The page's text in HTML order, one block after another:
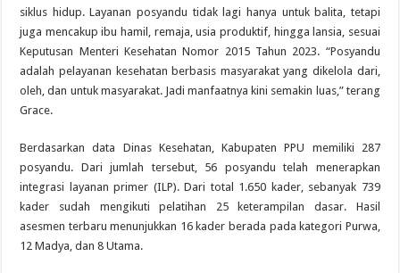
siklus hidup. Layanan posyandu tidak lagi hanya untuk balita, tetapi
juga mencakup ibu hamil, remaja, usia produktif, hingga lansia, sesuai
Keputusan Menteri Kesehatan Nomor 2015 Tahun 2023. “Posyandu
adalah pelayanan kesehatan berbasis masyarakat yang dikelola dari,
oleh, dan untuk masyarakat. Jadi manfaatnya kini semakin luas,” terang
Grace.
Berdasarkan data Dinas Kesehatan, Kabupaten PPU memiliki 287
posyandu. Dari jumlah tersebut, 56 posyandu telah menerapkan
integrasi layanan primer (ILP). Dari total 1.650 kader, sebanyak 739
kader sudah mengikuti pelatihan 25 keterampilan dasar. Hasil
asesmen terbaru menunjukkan 16 kader berada pada kategori Purwa,
12 Madya, dan 8 Utama.